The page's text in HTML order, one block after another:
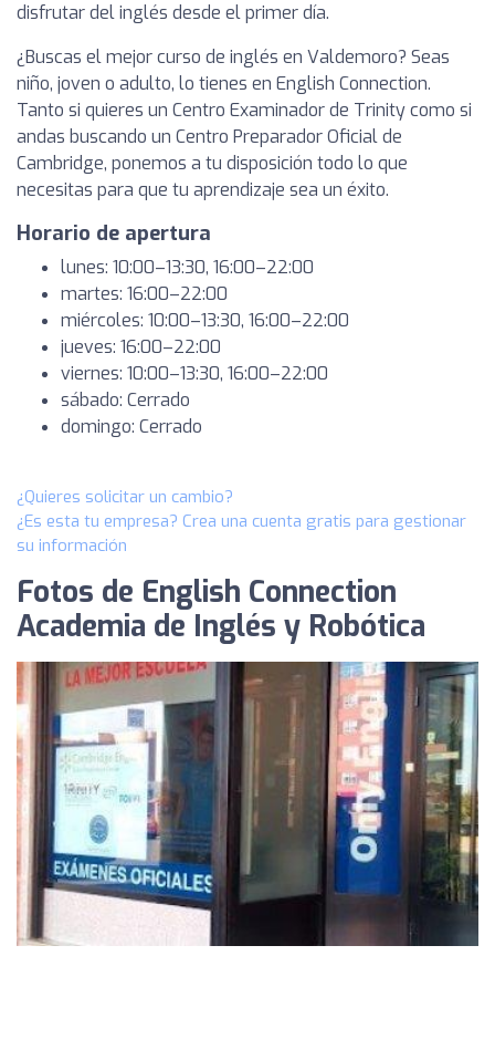
disfrutar del inglés desde el primer día.
¿Buscas el mejor curso de inglés en Valdemoro? Seas
niño, joven o adulto, lo tienes en English Connection.
Tanto si quieres un Centro Examinador de Trinity como si
andas buscando un Centro Preparador Oficial de
Cambridge, ponemos a tu disposición todo lo que
necesitas para que tu aprendizaje sea un éxito.
Horario de apertura
lunes: 10:00–13:30, 16:00–22:00
martes: 16:00–22:00
miércoles: 10:00–13:30, 16:00–22:00
jueves: 16:00–22:00
viernes: 10:00–13:30, 16:00–22:00
sábado: Cerrado
domingo: Cerrado
¿Quieres solicitar un cambio?
¿Es esta tu empresa? Crea una cuenta gratis para gestionar
su información
Fotos de English Connection
Academia de Inglés y Robótica